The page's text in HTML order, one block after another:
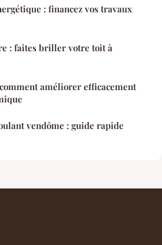
: financez vos travaux
: faites briller votre toit à
améliorer efficacement
vendôme : guide rapide